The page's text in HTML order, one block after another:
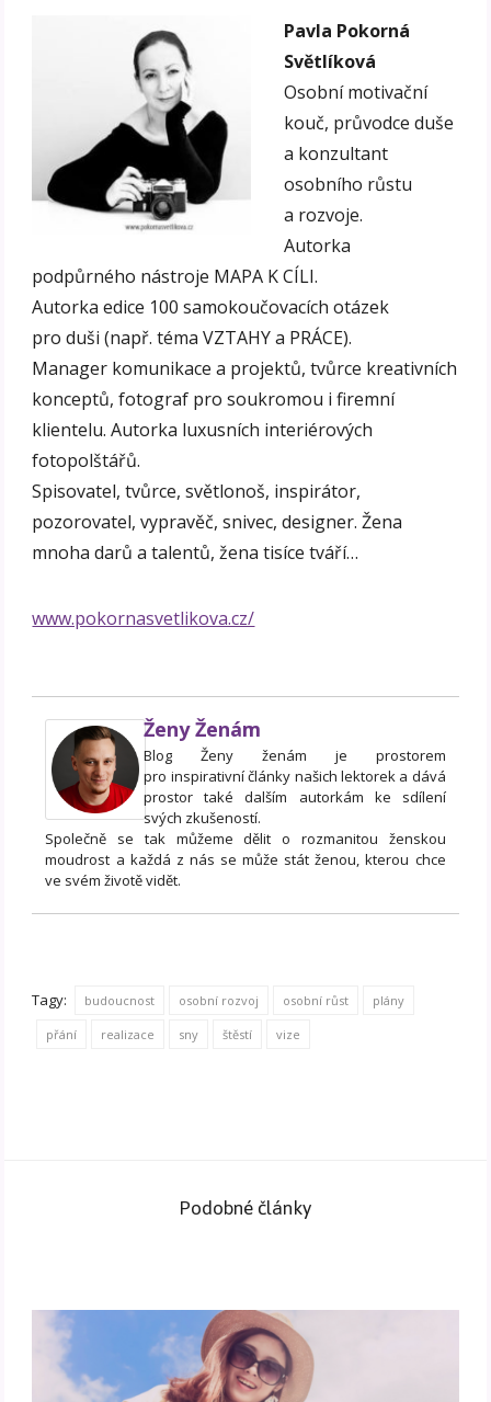
Pavla Pokorná
Světlíková
Osobní motivační
kouč, průvodce duše
a konzultant
osobního růstu
a rozvoje.
Autorka
podpůrného nástroje MAPA K CÍLI.
Autorka edice 100 samokoučovacích otázek
pro duši (např. téma VZTAHY a PRÁCE).
Manager komunikace a projektů, tvůrce kreativních
konceptů, fotograf pro soukromou i firemní
klientelu. Autorka luxusních interiérových
fotopolštářů.
Spisovatel, tvůrce, světlonoš, inspirátor,
pozorovatel, vypravěč, snivec, designer. Žena
mnoha darů a talentů, žena tisíce tváří…
www.pokornasvetlikova.cz/
Ženy Ženám
Blog Ženy ženám je prostorem
pro inspirativní články našich lektorek a dává
prostor také dalším autorkám ke sdílení
svých zkušeností.
Společně se tak můžeme dělit o rozmanitou ženskou
moudrost a každá z nás se může stát ženou, kterou chce
ve svém životě vidět.
Tagy: budoucnost osobní rozvoj osobní růst plány
přání realizace sny štěstí vize
Podobné články